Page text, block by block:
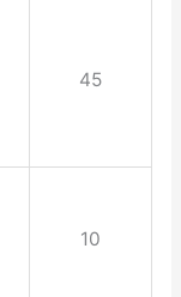
45
10